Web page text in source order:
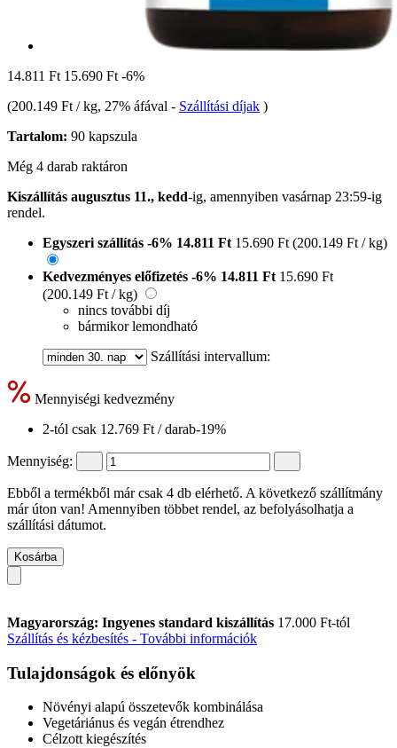
14.811 Ft 15.690 Ft -6%
(200.149 Ft / kg, 27% áfával - Szállítási díjak )
Tartalom: 90 kapszula
Még 4 darab raktáron
Kiszállítás augusztus 11., kedd-ig, amennyiben vasárnap 23:59-ig
rendel.
Egyszeri szállítás -6% 14.811 Ft 15.690 Ft (200.149 Ft / kg)
Kedvezményes előfizetés -6% 14.811 Ft 15.690 Ft
(200.149 Ft / kg)
nincs további díj
bármikor lemondható
Szállítási intervallum:
Mennyiségi kedvezmény
2-tól csak 12.769 Ft / darab-19%
Mennyiség:
Ebből a termékből már csak 4 db elérhető. A következő szállítmány
már úton van! Amennyiben többet rendel, az befolyásolhatja a
szállítási dátumot.
Kosárba
Magyarország: Ingyenes standard kiszállítás 17.000 Ft-tól
Szállítás és kézbesítés - További információk
Tulajdonságok és előnyök
Növényi alapú összetevők kombinálása
Vegetáriánus és vegán étrendhez
Célzott kiegészítés